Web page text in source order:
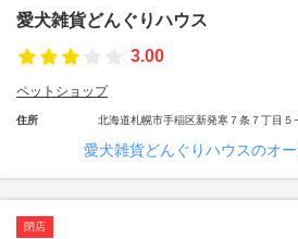
愛犬雑貨どんぐりハウス
3.00
ペットショップ
住所 北海道札幌市手稲区新発寒７条７丁目５
愛犬雑貨どんぐりハウスのオ
閉店